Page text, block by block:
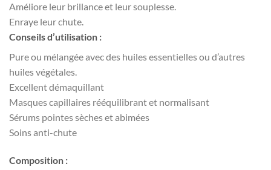
Améliore leur brillance et leur souplesse.
Enraye leur chute.
Conseils d’utilisation :
Pure ou mélangée avec des huiles essentielles ou d’autres
huiles végétales.
Excellent démaquillant
Masques capillaires rééquilibrant et normalisant
Sérums pointes sèches et abimées
Soins anti-chute
Composition :